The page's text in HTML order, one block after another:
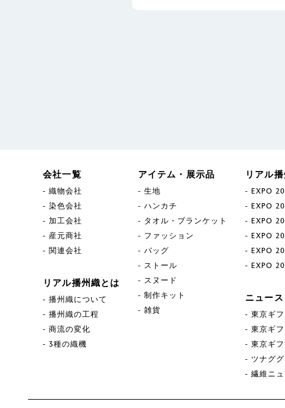
会社一覧
織物会社
染色会社
加工会社
産元商社
関連会社
リアル播州織とは
播州織について
播州織の工程
商流の変化
3種の織機
アイテム・展示品
生地
ハンカチ
タオル・ブランケット
ファッション
バッグ
ストール
スヌード
制作キット
雑貨
リアル
EXPO
EXPO
EXPO
EXPO
EXPO
EXPO
ニュース
東京ギ
東京ギ
東京ギ
ツナグ
繊維ニ